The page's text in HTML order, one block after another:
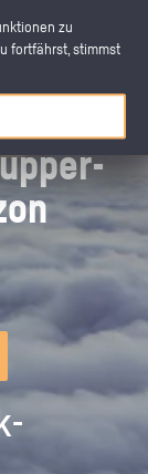
zu
fortfährst, stimmst